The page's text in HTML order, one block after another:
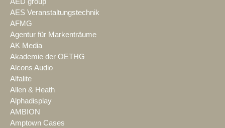
AES Veranstaltungstechnik
AFMG
Agentur für Markenträume
AK Media
Akademie der OETHG
Alcons Audio
Alfalite
Allen & Heath
Alphadisplay
AMBION
Amptown Cases